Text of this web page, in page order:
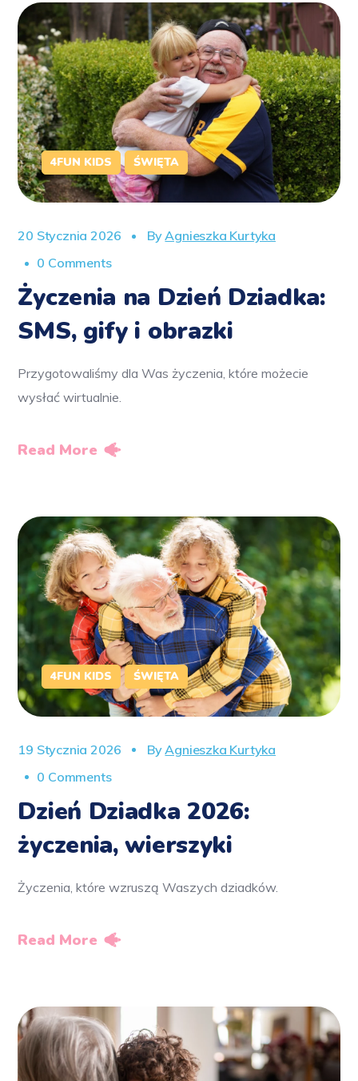
4FUN KIDS ŚWIĘTA
20 Stycznia 2026 ByAgnieszka Kurtyka
0 Comments
Życzenia na Dzień Dziadka:
SMS, gify i obrazki
Przygotowaliśmy dla Was życzenia, które możecie
wysłać wirtualnie.
Read More
4FUN KIDS ŚWIĘTA
19 Stycznia 2026 ByAgnieszka Kurtyka
0 Comments
Dzień Dziadka 2026:
życzenia, wierszyki
Życzenia, które wzruszą Waszych dziadków.
Read More